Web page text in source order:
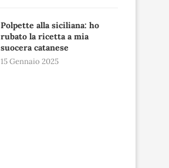
Polpette alla siciliana: ho
rubato la ricetta a mia
suocera catanese
15 Gennaio 2025